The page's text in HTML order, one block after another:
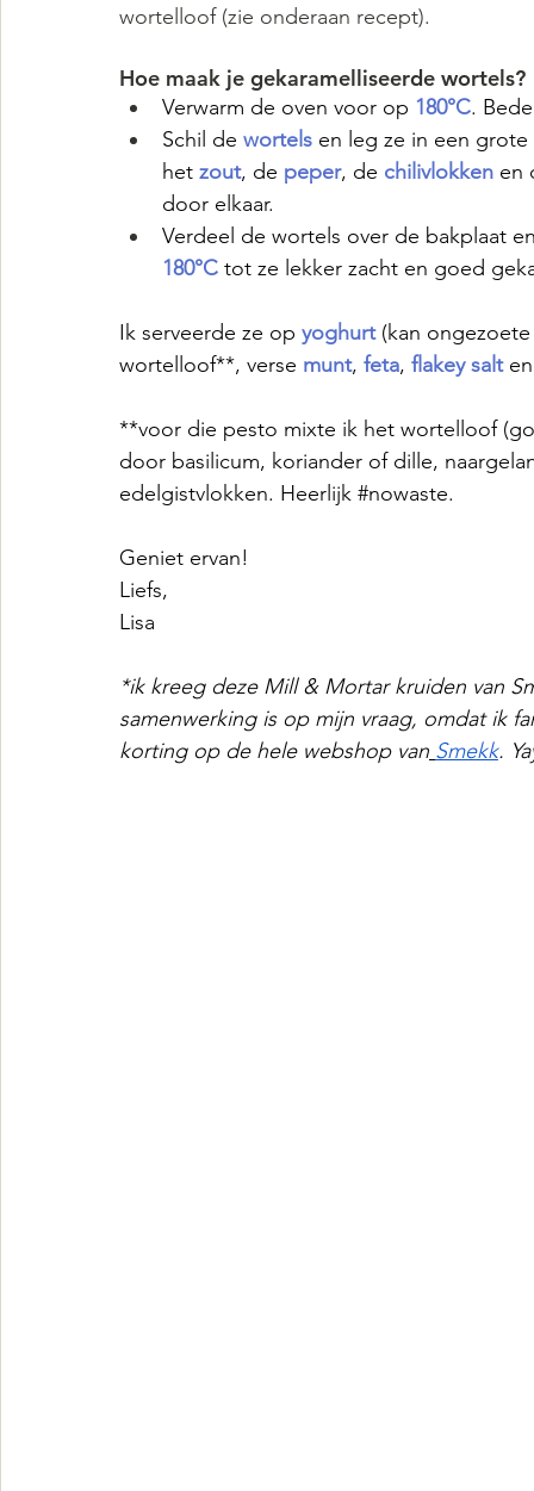
wortelloof (zie onderaan recept).
Hoe maak je gekaramelliseerde wortels?
Verwarm de oven voor op 180°C.
Schil de wortels en leg ze in een
het zout, de peper, de chilivlokken en
door elkaar.
Verdeel de wortels over de bakplaat
180°C tot ze lekker zacht en goed
Ik serveerde ze op yoghurt (kan
wortelloof**, verse munt, feta, flakey salt
**voor die pesto mixte ik het wortelloof
door basilicum, koriander of dille,
edelgistvlokken. Heerlijk #nowaste.
Geniet ervan!
Liefs,
Lisa
*ik kreeg deze Mill & Mortar kruiden van
samenwerking is op mijn vraag, omdat ik
korting op de hele webshop van Smekk.